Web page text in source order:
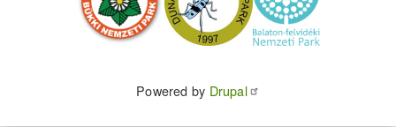
Powered by Drupal